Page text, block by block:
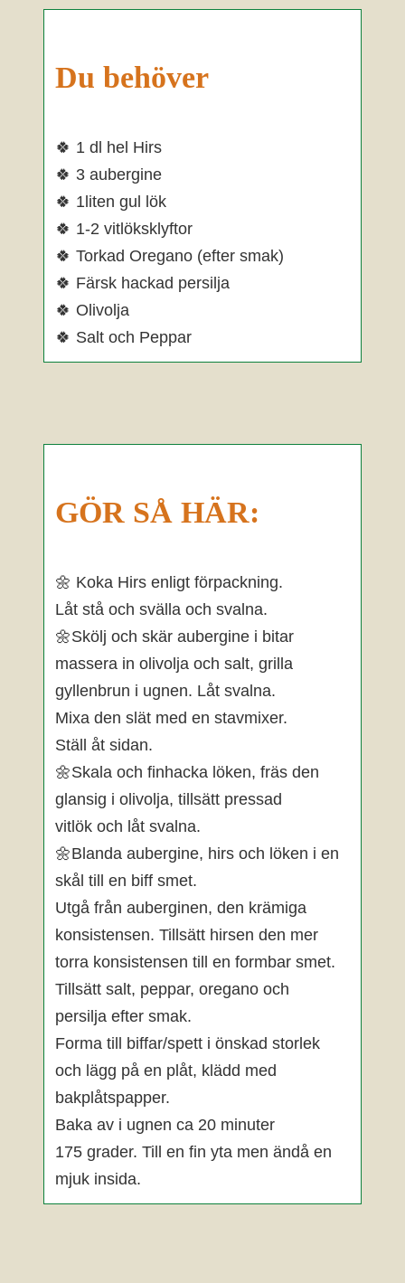
Du behöver
🍀 1 dl hel Hirs
🍀 3 aubergine
🍀 1liten gul lök
🍀 1-2 vitlöksklyftor
🍀 Torkad Oregano (efter smak)
🍀 Färsk hackad persilja
🍀 Olivolja
🍀 Salt och Peppar
GÖR SÅ HÄR:
🌼 Koka Hirs enligt förpackning.
Låt stå och svälla och svalna.
🌼Skölj och skär aubergine i bitar
massera in olivolja och salt, grilla
gyllenbrun i ugnen. Låt svalna.
Mixa den slät med en stavmixer.
Ställ åt sidan.
🌼Skala och finhacka löken, fräs den
glansig i olivolja, tillsätt pressad
vitlök och låt svalna.
🌼Blanda aubergine, hirs och löken i en
skål till en biff smet.
Utgå från auberginen, den krämiga
konsistensen. Tillsätt hirsen den mer
torra konsistensen till en formbar smet.
Tillsätt salt, peppar, oregano och
persilja efter smak.
Forma till biffar/spett i önskad storlek
och lägg på en plåt, klädd med
bakplåtspapper.
Baka av i ugnen ca 20 minuter
175 grader. Till en fin yta men ändå en
mjuk insida.